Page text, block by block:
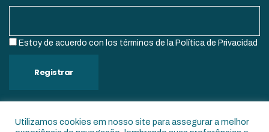
Estoy de acuerdo con los términos de la Política de Privacidad
Registrar
Utilizamos cookies em nosso site para assegurar a melhor